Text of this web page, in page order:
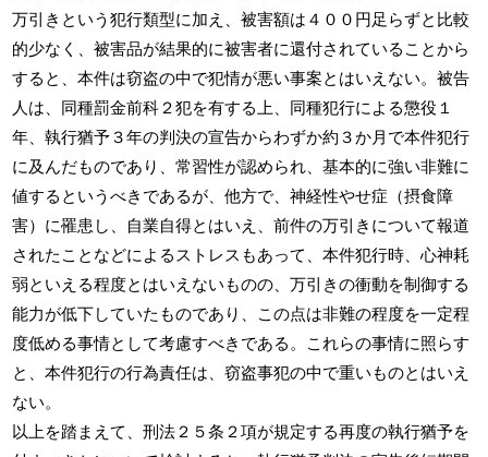
万引きという犯行類型に加え、被害額は４００円足らずと比較
的少なく、被害品が結果的に被害者に還付されていることから
すると、本件は窃盗の中で犯情が悪い事案とはいえない。被告
人は、同種罰金前科２犯を有する上、同種犯行による懲役１
年、執行猶予３年の判決の宣告からわずか約３か月で本件犯行
に及んだものであり、常習性が認められ、基本的に強い非難に
値するというべきであるが、他方で、神経性やせ症（摂食障
害）に罹患し、自業自得とはいえ、前件の万引きについて報道
されたことなどによるストレスもあって、本件犯行時、心神耗
弱といえる程度とはいえないものの、万引きの衝動を制御する
能力が低下していたものであり、この点は非難の程度を一定程
度低める事情として考慮すべきである。これらの事情に照らす
と、本件犯行の行為責任は、窃盗事犯の中で重いものとはいえ
ない。
以上を踏まえて、刑法２５条２項が規定する再度の執行猶予を